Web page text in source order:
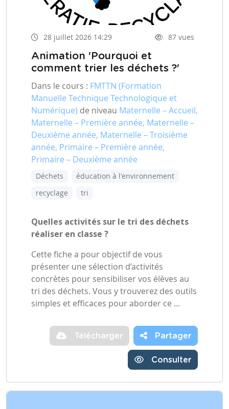
28 juillet 2026 14:29 87 vues
Animation 'Pourquoi et
comment trier les déchets ?'
Dans le cours : FMTTN (Formation
Manuelle Technique Technologique et
Numérique) de niveau Maternelle – Accueil,
Maternelle – Première année, Maternelle –
Deuxième année, Maternelle – Troisième
année, Primaire – Première année,
Primaire – Deuxième année
Déchets
éducation à l'environnement
recyclage
tri
Quelles activités sur le tri des déchets
réaliser en classe ?
Cette fiche a pour objectif de vous
présenter une sélection d’activités
concrètes pour sensibiliser vos élèves au
tri des déchets. Vous y trouverez des outils
simples et efficaces pour aborder ce …
Télécharger Partager
Consulter